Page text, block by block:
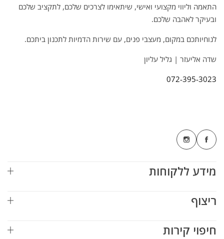
התאמה וליווי מקצועי ואישי, שיתאימו לצרכים שלכם, לתקציב שלכם
ובעיקר לאהבה שלכם.
לנוחיותכם במקום, מעצבי פנים, עם שירות הדמיות לתכנון ביתכם.
שדה אליעזר | גליל עליון
072-395-3023
מידע ללקוחות
ריצוף
חיפוי קירות